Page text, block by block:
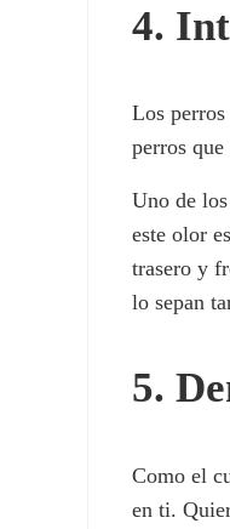
4.
Los
perros
Uno de
este olor
trasero y
lo sepan
5.
Como el
en ti.